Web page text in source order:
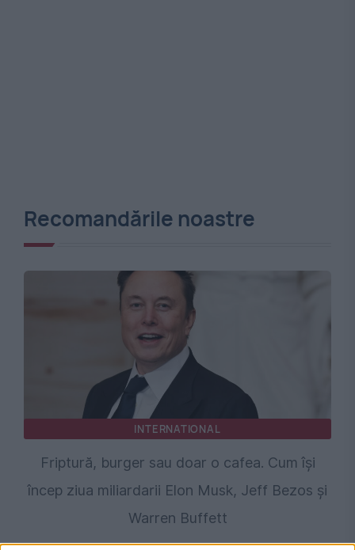
Recomandările noastre
INTERNATIONAL
Friptură, burger sau doar o cafea. Cum își
încep ziua miliardarii Elon Musk, Jeff Bezos și
Warren Buffett